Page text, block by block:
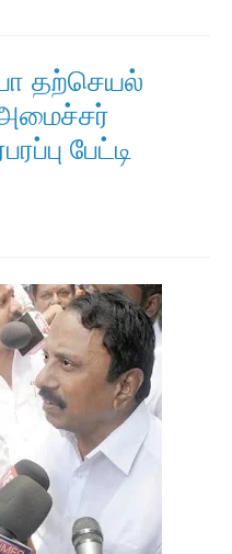
தற்செயல்
அமைச்சர்
பேட்டி